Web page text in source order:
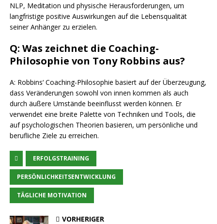
NLP, Meditation und physische Herausforderungen, um
langfristige positive Auswirkungen auf die Lebensqualität
seiner Anhänger zu erzielen.
Q: Was zeichnet die Coaching-
Philosophie von Tony Robbins aus?
A: Robbins‘ Coaching-Philosophie basiert auf der Überzeugung,
dass Veränderungen sowohl von innen kommen als auch
durch äußere Umstände beeinflusst werden können. Er
verwendet eine breite Palette von Techniken und Tools, die
auf psychologischen Theorien basieren, um persönliche und
berufliche Ziele zu erreichen.
ERFOLGSTRAINING
PERSÖNLICHKEITSENTWICKLUNG
TÄGLICHE MOTIVATION
VORHERIGER